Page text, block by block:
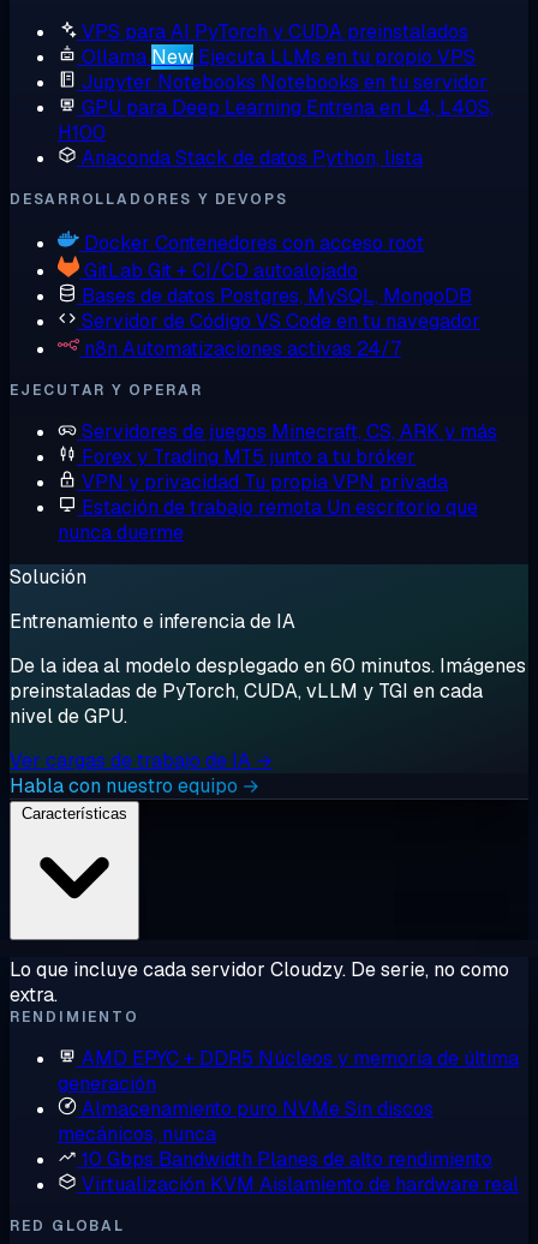
VPS para AI PyTorch y CUDA preinstalados
Ollama New Ejecuta LLMs en tu propio VPS
Jupyter Notebooks Notebooks en tu servidor
GPU para Deep Learning Entrena en L4, L40S,
H100
AnacondaStack de datos Python, lista
DESARROLLADORES Y DEVOPS
Docker Contenedores con acceso root
GitLab Git + CI/CD autoalojado
Bases de datos Postgres, MySQL, MongoDB
Servidor de Código VS Code en tu navegador
n8n Automatizaciones activas 24/7
EJECUTAR Y OPERAR
Servidores de juegos Minecraft, CS, ARK y más
Forex y Trading MT5 junto a tu bróker
VPN y privacidad Tu propia VPN privada
Estación de trabajo remota Un escritorio que
nunca duerme
Solución
Entrenamiento e inferencia de IA
De la idea al modelo desplegado en 60 minutos. Imágenes
preinstaladas de PyTorch, CUDA, vLLM y TGI en cada
nivel de GPU.
Ver cargas de trabajo de IA →
Habla con nuestro equipo →
Lo que incluye cada servidor Cloudzy. De serie, no como
extra.
RENDIMIENTO
AMD EPYC + DDR5 Núcleos y memoria de última
generación
Almacenamiento puro NVMeSin discos
mecánicos, nunca
10 Gbps Bandwidth Planes de alto rendimiento
Virtualización KVM Aislamiento de hardware real
RED GLOBAL